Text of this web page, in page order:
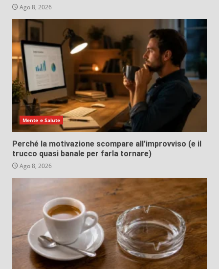
Ago 8, 2026
Mente e Salute
Perché la motivazione scompare all’improvviso (e il
trucco quasi banale per farla tornare)
Ago 8, 2026